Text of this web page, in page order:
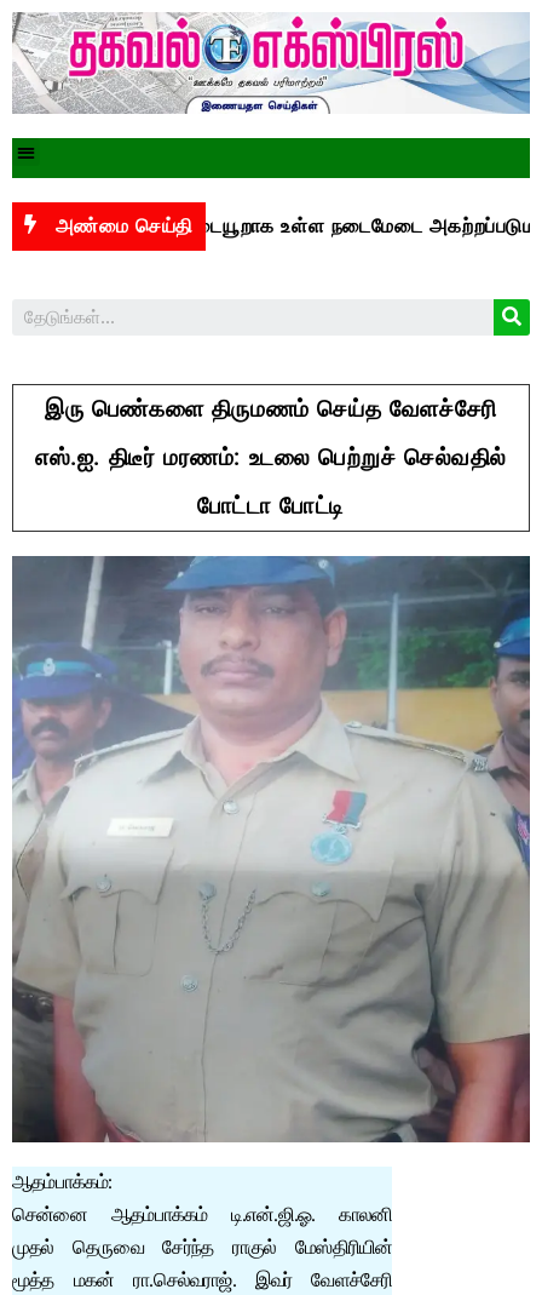
அண்மை செய்தி
இடையூறாக உள்ள நடைமேடை அகற்றப்படுமா?
இரு பெண்களை திருமணம் செய்த வேளச்சேரி
எஸ்.ஐ. திடீர் மரணம்: உடலை பெற்றுச் செல்வதில்
போட்டா போட்டி
ஆதம்பாக்கம்:
சென்னை ஆதம்பாக்கம் டி.என்.ஜி.ஓ. காலனி
முதல் தெருவை சேர்ந்த ராகுல் மேஸ்திரியின்
மூத்த மகன் ரா.செல்வராஜ். இவர் வேளச்சேரி